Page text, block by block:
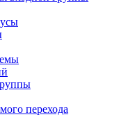
перехода